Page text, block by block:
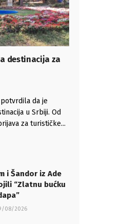
destinacija za
da je
u Srbiji. Od
za turističke...
i Šandor iz Ade
“Zlatnu bućku
08/2026